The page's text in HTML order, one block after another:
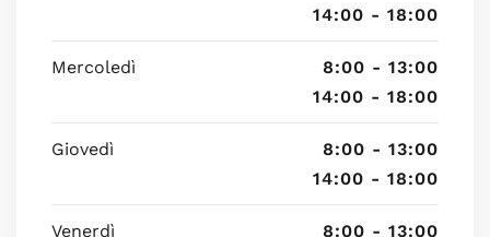
14:00 - 18:00
Mercoledì
8:00 - 13:00
14:00 - 18:00
Giovedì
8:00 - 13:00
14:00 - 18:00
Venerdì
8:00 - 13:00